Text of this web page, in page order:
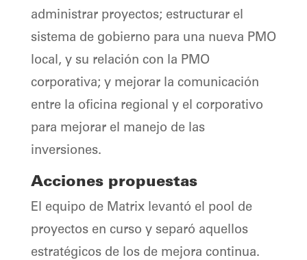
administrar proyectos; estructurar el
sistema de gobierno para una nueva PMO
local, y su relación con la PMO
corporativa; y mejorar la comunicación
entre la oficina regional y el corporativo
para mejorar el manejo de las
inversiones.
Acciones propuestas
El equipo de Matrix levantó el pool de
proyectos en curso y separó aquellos
estratégicos de los de mejora continua.